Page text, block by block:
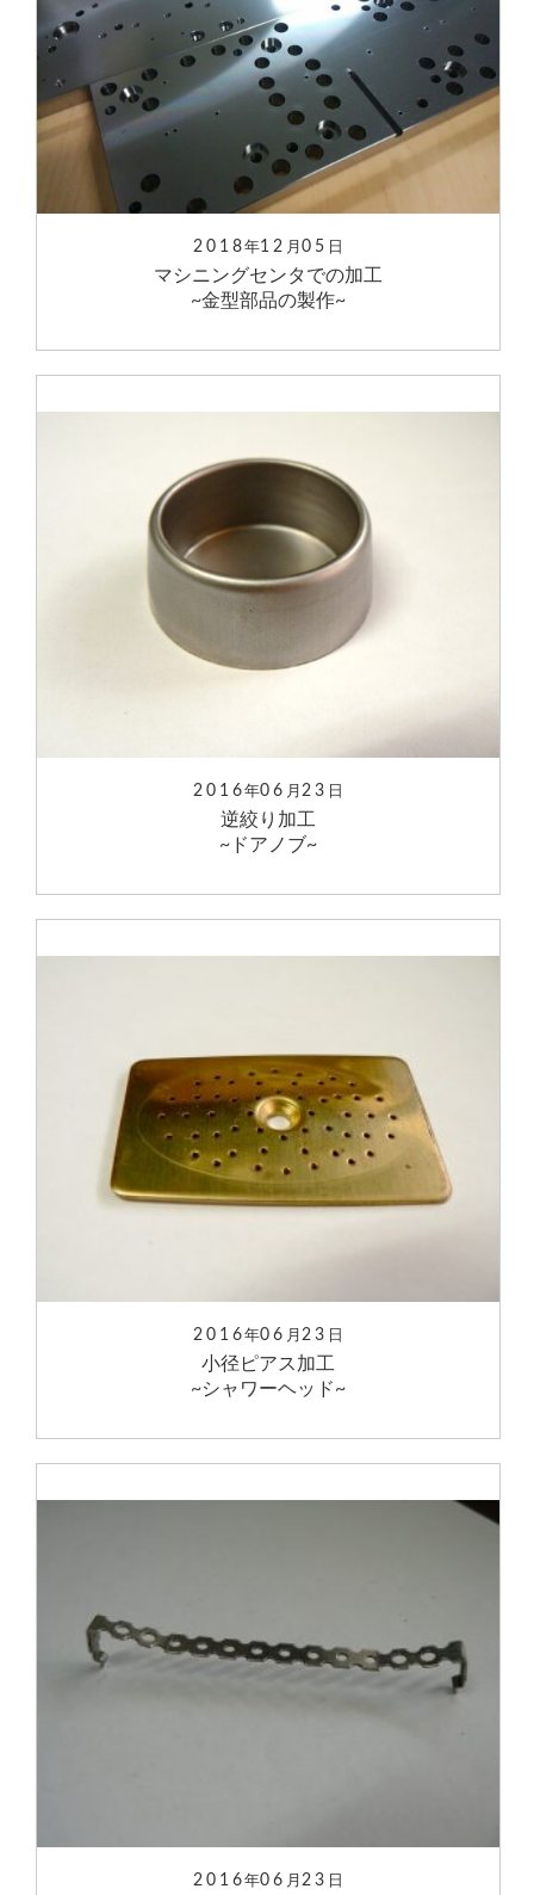
2018年12 月05 日
マシニングセンタでの加工
~金型部品の製作~
2016年06 月 23 日
逆絞り加工
~ドアノブ~
2016年06 月 23 日
小径ピアス加工
~シャワーヘッド~
2016年06 月 23 日